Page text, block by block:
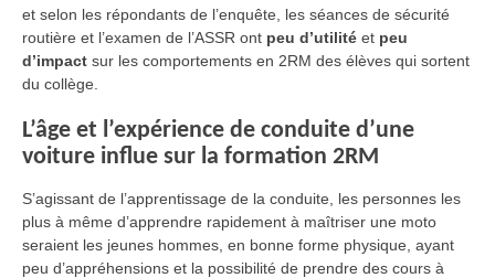
et selon les répondants de l’enquête, les séances de sécurité
routière et l’examen de l’ASSR ont peu d’utilité et peu
d’impact sur les comportements en 2RM des élèves qui sortent
du collège.
L’âge et l’expérience de conduite d’une
voiture influe sur la formation 2RM
S’agissant de l’apprentissage de la conduite, les personnes les
plus à même d’apprendre rapidement à maîtriser une moto
seraient les jeunes hommes, en bonne forme physique, ayant
peu d’appréhensions et la possibilité de prendre des cours à